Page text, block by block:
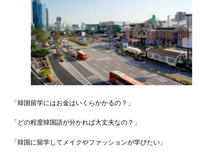
「韓国留学にはお金はいくらかかるの？」
「どの程度韓国語が分かれば大丈夫なの？」
「韓国に留学してメイクやファッションが学びたい」